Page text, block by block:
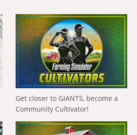
Get closer to GIANTS, become a
Community Cultivator!